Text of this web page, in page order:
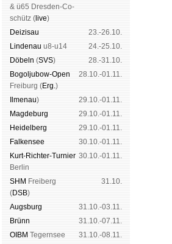
& ü65 Dres­den-Co­
schütz ( live)
Dei­zi­sau
23.-26.10.
Lin­de­nau u8-u14
24.-25.10.
Dö­beln (SVS)
28.-31.10.
Bogoljubow-Open
Frei­burg (Erg.)
28.10.-01.11.
Il­me­nau)
29.10.-01.11.
Mag­de­burg
29.10.-01.11.
Hei­del­berg
29.10.-01.11.
Fal­ken­see
30.10.-01.11.
Kurt-Rich­ter-Tur­nier
Ber­lin
30.10.-01.11.
SHM Frei­berg
(DSB)
31.10.
Augs­burg
31.10.-03.11.
Brünn
31.10.-07.11.
OIBM Tegern­see
31.10.-08.11.